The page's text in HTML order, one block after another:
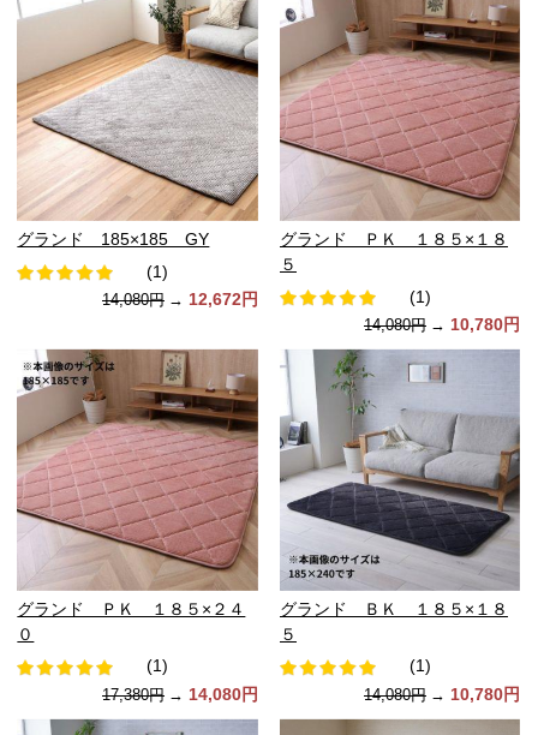
グランド 185×185 GY
(1)
14,080円 → 12,672円
グランド ＰＫ １８５×１８
５
(1)
14,080円 → 10,780円
グランド ＰＫ １８５×２４
０
(1)
17,380円 → 14,080円
グランド ＢＫ １８５×１８
５
(1)
14,080円 → 10,780円